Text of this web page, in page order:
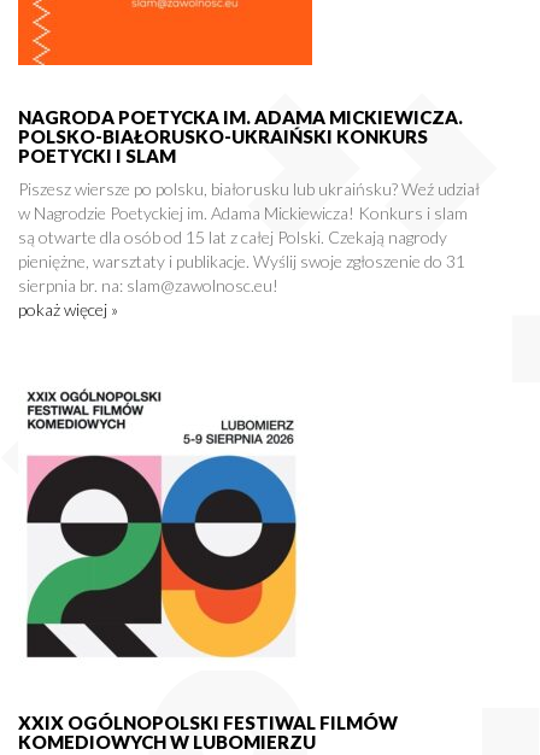
NAGRODA POETYCKA IM. ADAMA MICKIEWICZA.
POLSKO-BIAŁORUSKO-UKRAIŃSKI KONKURS
POETYCKI I SLAM
Piszesz wiersze po polsku, białorusku lub ukraińsku? Weź udział
w Nagrodzie Poetyckiej im. Adama Mickiewicza! Konkurs i slam
są otwarte dla osób od 15 lat z całej Polski. Czekają nagrody
pieniężne, warsztaty i publikacje. Wyślij swoje zgłoszenie do 31
sierpnia br. na: slam@zawolnosc.eu!
pokaż więcej »
XXIX OGÓLNOPOLSKI FESTIWAL FILMÓW
KOMEDIOWYCH W LUBOMIERZU